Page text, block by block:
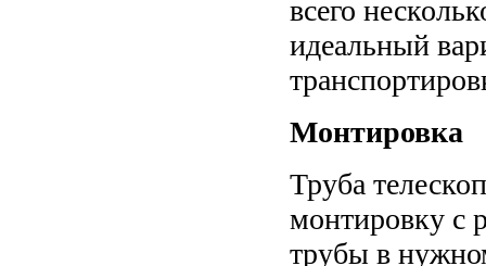
всего
идеальный
Монтировка
Труба
монтировку с
трубы в